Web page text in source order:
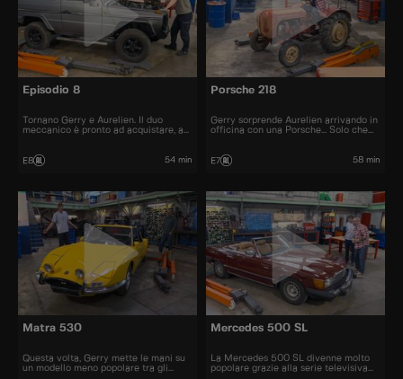
Episodio 8
Tornano Gerry e Aurelien. Il duo
meccanico è pronto ad acquistare, a
bellissime.
E8 54 min
Porsche 218
Gerry sorprende Aurelien arrivando in
officina con una Porsche... Solo che
E7 58 min
Matra 530
Questa volta, Gerry mette le mani su
un modello meno popolare tra gli
Mercedes 500 SL
La Mercedes 500 SL divenne molto
popolare grazie alla serie televisiva